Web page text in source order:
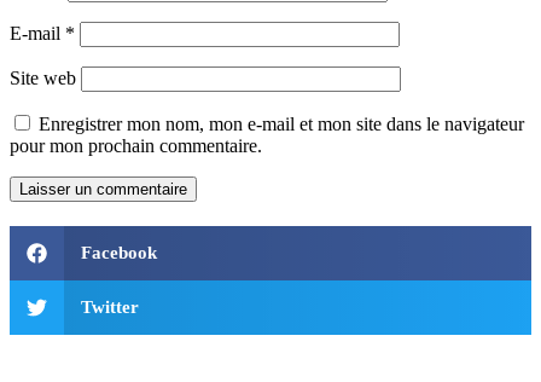
E-mail *
Site web
Enregistrer mon nom, mon e-mail et mon site dans le navigateur
pour mon prochain commentaire.
Facebook
Twitter